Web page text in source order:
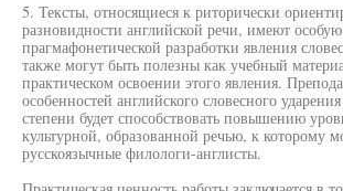
5. Тексты, относящиеся к риторически
разновидности английской речи, имеют
прагмафонетической разработки явления
также могут быть полезны как учебный
практическом освоении этого явления.
особенностей английского словесного
степени будет способствовать повышению
культурной, образованной речью, к которому
русскоязычные филологи-англисты.